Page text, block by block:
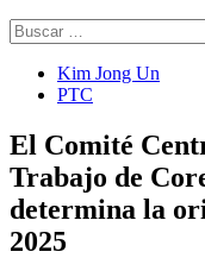
Buscar:
Kim Jong Un
PTC
El Comité
Trabajo de
determina la
2025